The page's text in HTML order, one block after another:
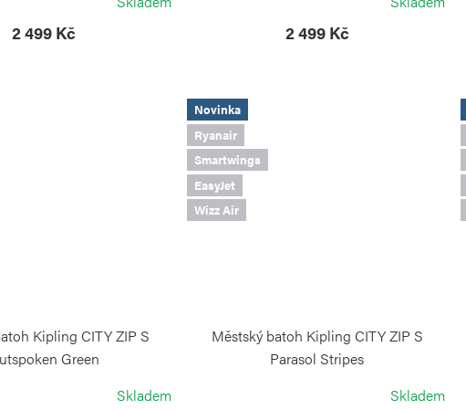
2 499 Kč 2 499 Kč
Kipling CITY ZIP S
Green
Skladem
Novinka
Ryanair
Smartwings
EasyJet
Wizz Air
Městský batoh Kipling CITY ZIP S
Parasol Stripes
Skladem